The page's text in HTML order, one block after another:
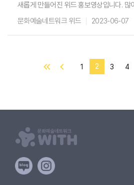
새롭게 만들어진 위드 홍보영상입니다. 많
문화예술네트워크 위드
2023-06-07
1 2 3 4